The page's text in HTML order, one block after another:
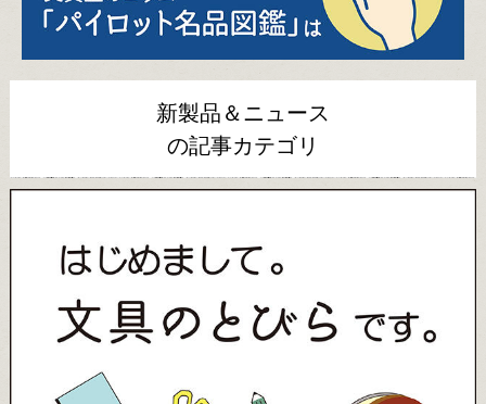
新製品＆ニュース
の記事カテゴリ